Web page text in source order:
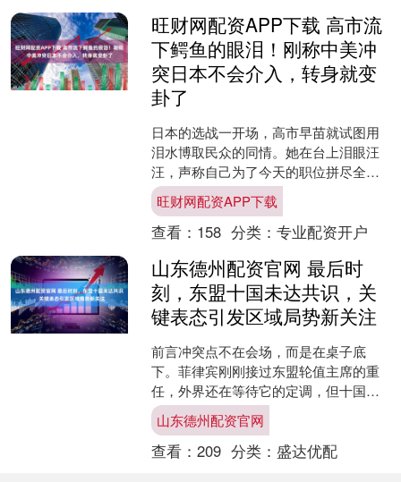
旺财网配资APP下载 高市流
下鳄鱼的眼泪！刚称中美冲
突日本不会介入，转身就变
卦了
日本的选战一开场，高市早苗就试图用
泪水博取民众的同情。她在台上泪眼汪
汪，声称自己为了今天的职位拼尽全
力，30多年的艰辛才换来如今的地位。
然而，这一幕很快变得有些....
旺财网配资APP下载
查看： 158 分类： 专业配资开户
山东德州配资官网 最后时
刻，东盟十国未达共识，关
键表态引发区域局势新关注
前言冲突点不在会场，而是在桌子底
下。菲律宾刚刚接过东盟轮值主席的重
任，外界还在等待它的定调，但十国外
长却先做出了决策，给了一个意外的刹
车信号。缅甸的选举没有得到....
山东德州配资官网
查看： 209 分类： 盛达优配